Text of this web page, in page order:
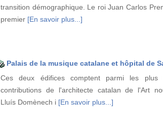
transition démographique. Le roi Juan Carlos
premier [En savoir plus...]
Palais de la musique catalane et hôpital de
Ces deux édifices comptent parmi les plus
contributions de l'architecte catalan de l'Art
Lluís Domènech i [En savoir plus...]